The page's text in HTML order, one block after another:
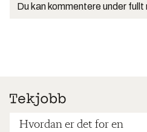
Du kan kommentere under fullt
Hvordan er det for en